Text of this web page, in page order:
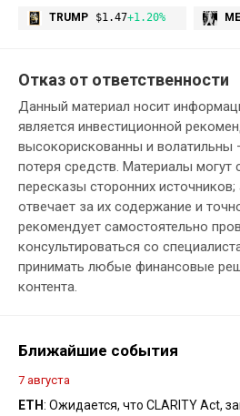
TRUMP $1.47+1.20%
Отказ от ответственности
Данный материал носит
является инвестиционной
высокорискованны и
потеря средств. Материалы могут
пересказы сторонних
отвечает за их содержание и
рекомендует самостоятельно
консультироваться со
принимать любые финансовые
контента.
Ближайшие события
7 августа
ETH: Ожидается, что CLARITY Act,